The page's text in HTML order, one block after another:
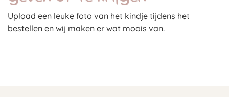
Upload een leuke foto van het kindje tijdens het
bestellen en wij maken er wat moois van.